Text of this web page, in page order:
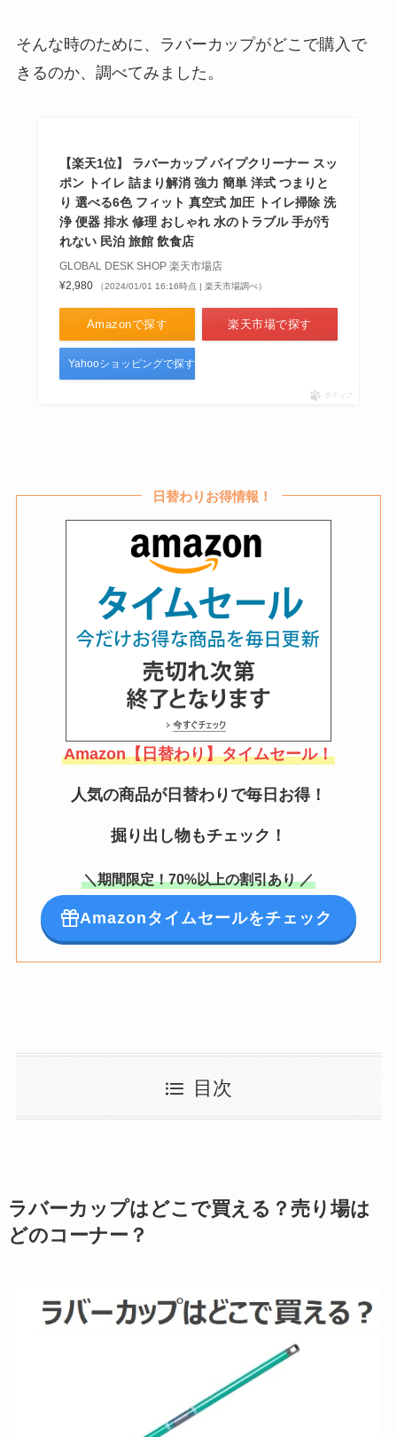
そんな時のために、ラバーカップがどこで購入で
きるのか、調べてみました。
【楽天1位】 ラバーカップ パイプクリーナー スッ
ポン トイレ 詰まり解消 強力 簡単 洋式 つまりと
り 選べる6色 フィット 真空式 加圧 トイレ掃除 洗
浄 便器 排水 修理 おしゃれ 水のトラブル 手が汚
れない 民泊 旅館 飲食店
GLOBAL DESK SHOP 楽天市場店
¥2,980
（2024/01/01 16:16時点 | 楽天市場調べ）
Amazonで探す 楽天市場で探す
Yahooショッピングで探す
ポチップ
日替わりお得情報！
Amazon【日替わり】タイムセール！
人気の商品が日替わりで毎日お得！
掘り出し物もチェック！
＼期間限定！70%以上の割引あり ／
Amazonタイムセールをチェック
目次
ラバーカップはどこで買える？売り場は
どのコーナー？